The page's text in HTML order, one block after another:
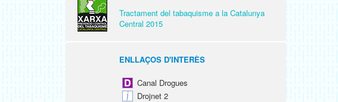
Tractament del tabaquisme a la Catalunya
Central 2015
ENLLAÇOS D'INTERÈS
Canal Drogues
Drojnet 2